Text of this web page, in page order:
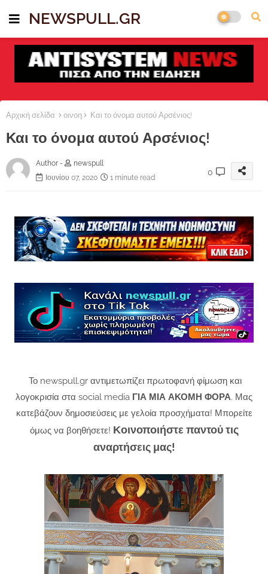
NEWSPULL.GR
Αρχική σελίδα οινοη Και το όνομα αυτού Αρσένιος!
Και το όνομα αυτού Αρσένιος!
Author -
newspull
Ιουνίου 07, 2020
1 minute read
0
Το newspull.gr αντιμετωπίζει πρωτοφανή φίμωση και
λογοκρισία στα social media ΓΙΑ ΜΙΑ ΑΚΟΜΗ ΦΟΡΑ. Μας
κατεβάζουν δημοσιεύσεις με γελοία προσχήματα! Μπορείτε
όμως να βοηθήσετε! Κοινοποιήστε παντού τις
αναρτήσεις μας!